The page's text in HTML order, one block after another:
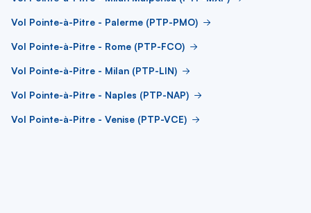
Vol Pointe-à-Pitre - Palerme (PTP-PMO)
Vol Pointe-à-Pitre - Rome (PTP-FCO)
Vol Pointe-à-Pitre - Milan (PTP-LIN)
Vol Pointe-à-Pitre - Naples (PTP-NAP)
Vol Pointe-à-Pitre - Venise (PTP-VCE)